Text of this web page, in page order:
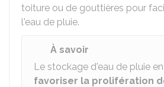
toiture ou de gouttières pour
l'eau de pluie.
À savoir
Le stockage d'eau de pluie
favoriser la prolifération